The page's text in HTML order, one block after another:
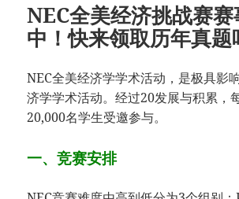
NEC全美经济挑战赛
中！快来领取历年真题
NEC全美经济学学术活动，是极具影
济学学术活动。经过20发展与积累，
20,000名学生受邀参与。
一、竞赛安排